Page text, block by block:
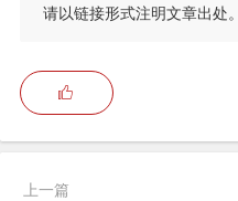
请以链接形式注明文章出处。
上一篇